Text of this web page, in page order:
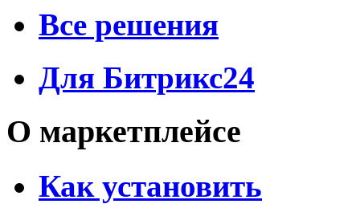
Все решения
Для Битрикс24
О маркетплейсе
Как установить